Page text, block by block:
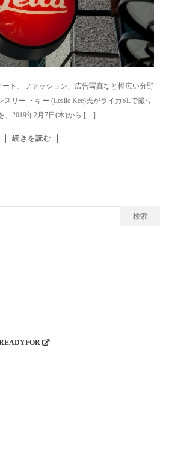
ト、ファッション、広告写真など幅広い分野
リー ・キー (Leslie Kee)氏がライカSLで撮り
、2019年2月7日(木)から […]
続きを読む
検索